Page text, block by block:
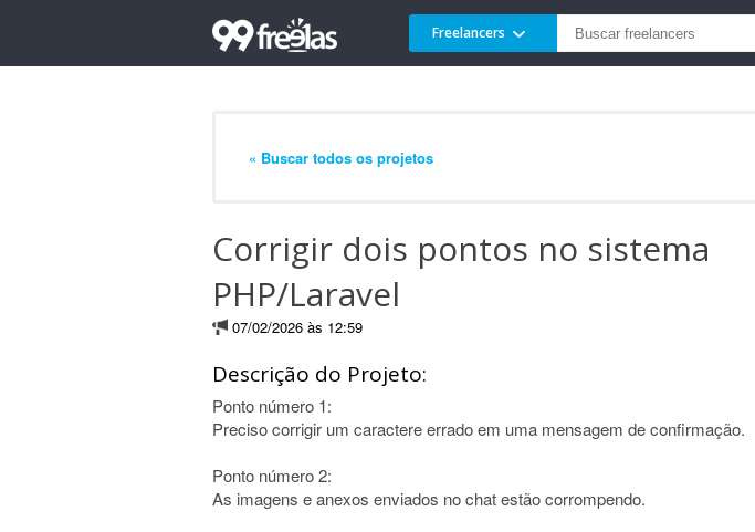
Freelancers
« Buscar todos os projetos
Corrigir dois pontos no sistema
PHP/Laravel
07/02/2026 às 12:59
Descrição do Projeto:
Ponto número 1:
Preciso corrigir um caractere errado em uma mensagem de confirmação.
Ponto número 2:
As imagens e anexos enviados no chat estão corrompendo.